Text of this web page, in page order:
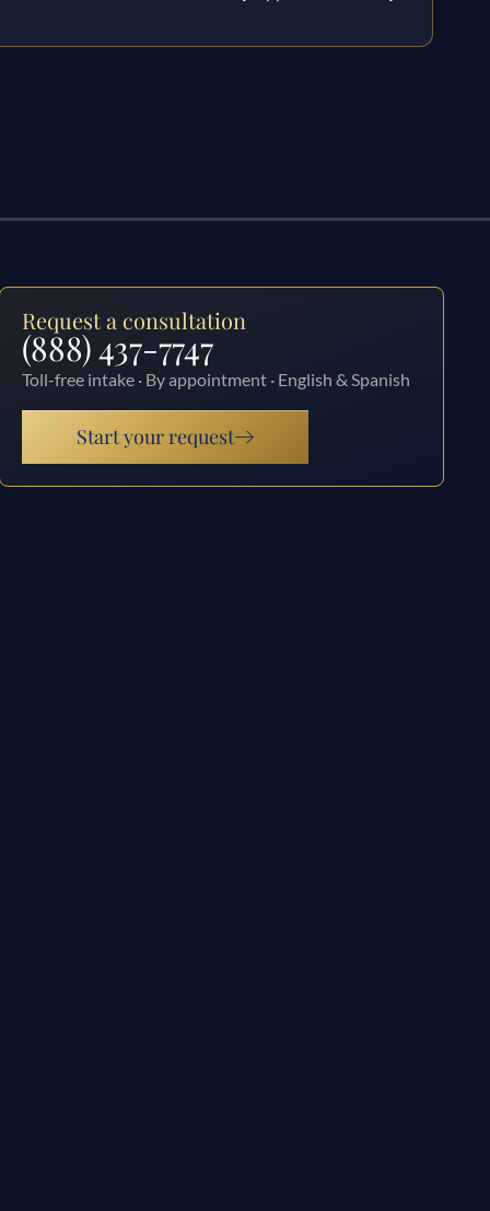
Request a consultation
(888) 437-7747
Toll-free intake · By appointment · English & Spanish
Start your request